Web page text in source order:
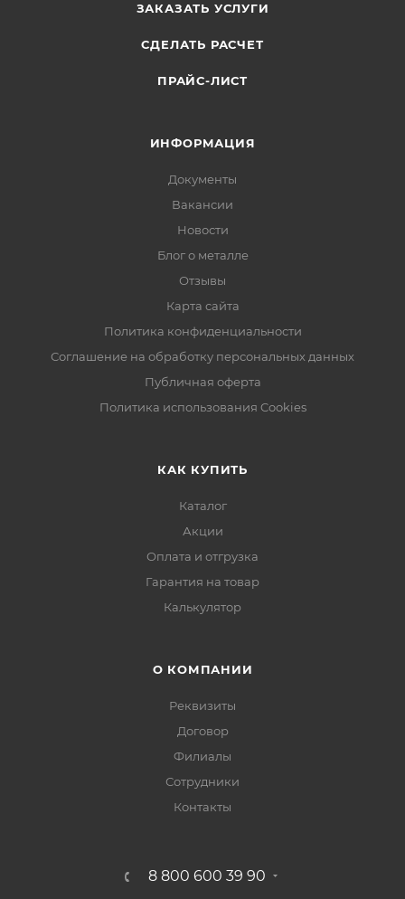
ЗАКАЗАТЬ УСЛУГИ
СДЕЛАТЬ РАСЧЕТ
ПРАЙС-ЛИСТ
ИНФОРМАЦИЯ
Документы
Вакансии
Новости
Блог о металле
Отзывы
Карта сайта
Политика конфиденциальности
Соглашение на обработку персональных данных
Публичная оферта
Политика использования Cookies
КАК КУПИТЬ
Каталог
Акции
Оплата и отгрузка
Гарантия на товар
Калькулятор
О КОМПАНИИ
Реквизиты
Договор
Филиалы
Сотрудники
Контакты
8 800 600 39 90